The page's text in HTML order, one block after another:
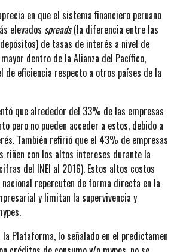
en que el sistema financiero peruano
elevados spreads(la diferencia entre las
de tasas de interés a nivel de
dentro de la Alianza del Pacífico,
de eficiencia respecto a otros países de la
que alrededor del 33% de las empresas
pero no pueden acceder a estos, debido a
También refirió que el 43% de empresas
riñen con los altos intereses durante la
del INEI al 2016). Estos altos costos
repercuten de forma directa en la
y limitan la supervivencia y
la Plataforma, lo señalado en el predictamen